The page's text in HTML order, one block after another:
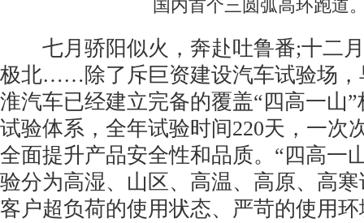
国内首个三圆弧高环跑道
七月骄阳似火，奔赴吐鲁番;十二月
极北……除了斥巨资建设汽车试验场，
淮汽车已经建立完备的覆盖“四高一山
试验体系，全年试验时间220天，一次
全面提升产品安全性和品质。“四高一
验分为高湿、山区、高温、高原、高
客户超负荷的使用状态、严苛的使用